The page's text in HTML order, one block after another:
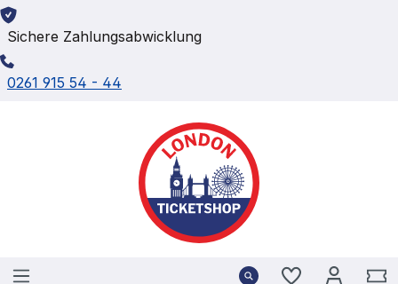
Sichere Zahlungsabwicklung
0261 915 54 - 44
Du hast 0